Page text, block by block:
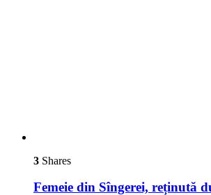
3 Shares
Femeie din Sîngerei, reținută